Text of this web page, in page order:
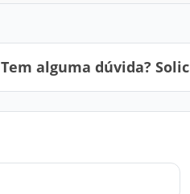
Tem alguma dúvida?